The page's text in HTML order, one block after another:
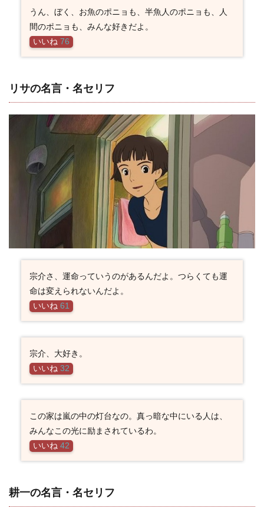
うん、ぼく、お魚のポニョも、半魚人のポニョも、人
間のポニョも、みんな好きだよ。
いいね 76
リサの名言・名セリフ
宗介さ、運命っていうのがあるんだよ。つらくても運
命は変えられないんだよ。
いいね 61
宗介、大好き。
いいね 32
この家は嵐の中の灯台なの。真っ暗な中にいる人は、
みんなこの光に励まされているわ。
いいね 42
耕一の名言・名セリフ